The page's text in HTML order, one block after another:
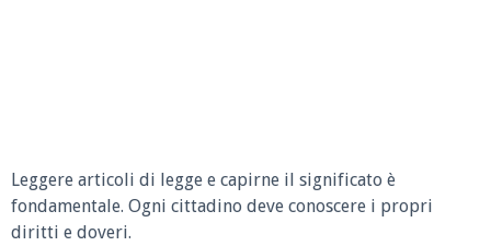
Leggere articoli di legge e capirne il significato è
fondamentale. Ogni cittadino deve conoscere i propri
diritti e doveri.